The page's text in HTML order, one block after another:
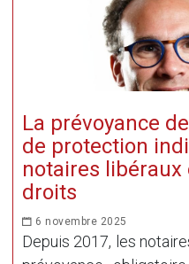
La prévoyance
de protection
notaires libéraux
droits
6 novembre 2025
Depuis 2017, les